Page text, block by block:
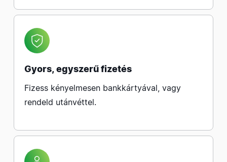
Gyors, egyszerű fizetés
Fizess kényelmesen bankkártyával, vagy
rendeld utánvéttel.